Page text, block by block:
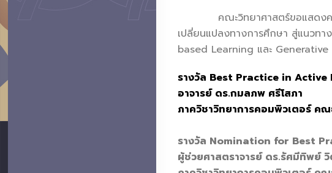
คณะวิทยาศาสตร์ขอแสดงความ
เปลี่ยนแปลงทางการศึกษา สู่แนวท
based Learning และ Generative
รางวัล Best Practice in
อาจารย์ ดร.กมลภพ ศรีโสภา
ภาควิชาวิทยาการคอมพิวเตอร์ ค
รางวัล Nomination for Best
ผู้ช่วยศาสตราจารย์ ดร.รัศมีทิพย์ วิ